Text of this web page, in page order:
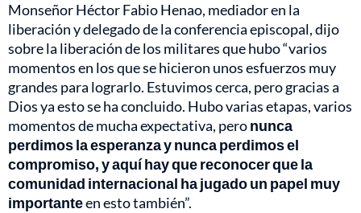
Monseñor Héctor Fabio Henao, mediador en la
liberación y delegado de la conferencia episcopal, dijo
sobre la liberación de los militares que hubo “varios
momentos en los que se hicieron unos esfuerzos muy
grandes para lograrlo. Estuvimos cerca, pero gracias a
Dios ya esto se ha concluido. Hubo varias etapas, varios
momentos de mucha expectativa, peronunca
perdimos la esperanza y nunca perdimos el
compromiso, y aquí hay que reconocer que la
comunidad internacional ha jugado un papel muy
importanteen esto también”.